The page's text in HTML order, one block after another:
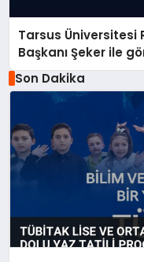
Tarsus Üniversitesi
Başkanı Şeker ile
Son Dakika